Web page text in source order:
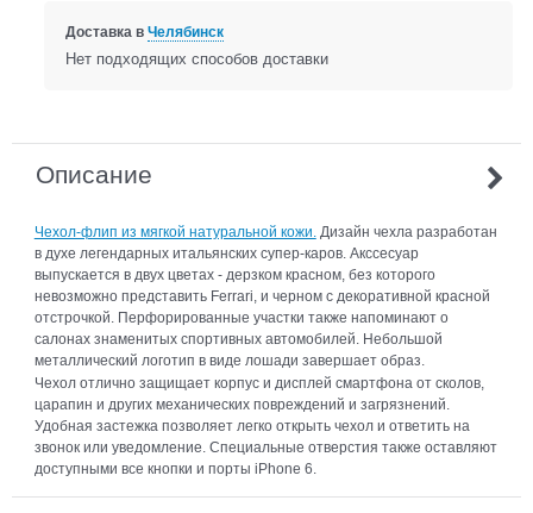
Доставка в Челябинск
Нет подходящих способов доставки
Описание
Чехол-флип из мягкой натуральной кожи. Дизайн чехла разработан
в духе легендарных итальянских супер-каров. Акссесуар
выпускается в двух цветах - дерзком красном, без которого
невозможно представить Ferrari, и черном с декоративной красной
отстрочкой. Перфорированные участки также напоминают о
салонах знаменитых спортивных автомобилей. Небольшой
металлический логотип в виде лошади завершает образ.
Чехол отлично защищает корпус и дисплей смартфона от сколов,
царапин и других механических повреждений и загрязнений.
Удобная застежка позволяет легко открыть чехол и ответить на
звонок или уведомление. Специальные отверстия также оставляют
доступными все кнопки и порты iPhone 6.